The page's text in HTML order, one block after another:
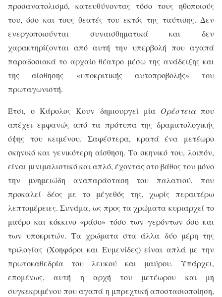
προσανατολισμό, κατευθύνοντας τόσο τους ηθοποιούς
του, όσο και τους θεατές του εκτός της ταύτισης. Δεν
ενεργοποιούνται συναισθηματικά και δεν
χαρακτηρίζονται από αυτή την υπερβολή που αγαπά
παραδοσιακά το αρχαίο θέατρο μέσω της ανάδειξης και
της αίσθησης «υποκριτικής αυτοπροβολής» του
πρωταγωνιστή.
Έτσι, ο Κάρολος Κουν δημιουργεί μία Ορέστειαπου
απέχει εμφανώς από τα πρότυπα της δραματολογικής
όψης του κειμένου. Σαφέστερα, κρατά ένα μετέωρο
σκηνικό και γενικότερη αίσθηση. Το σκηνικό του, λοιπόν,
είναι μινιμαλιστικό και απλό, έχοντας στο βάθος του μόνο
την μνημειώδη αναπαράσταση του παλατιού, που
προκαλεί δέος με το μέγεθός της, χωρίς περαιτέρω
λεπτομέρειες. Συνάμα, ως προς τα χρώματα κυριαρχεί το
μαύρο και κόκκινο «ράσο» τόσο των γερόντων όσο και
των υποκριτών. Τα χρώματα στα άλλα δύο μέρη της
τριλογίας (Χοηφόροι και Ευμενίδες) είναι απλά με την
πρωτοκαθεδρία του λευκού και μαύρου. Υπάρχει,
επομένως, αυτή η αρχή του μετέωρου και μη
συγκεκριμένου που αγαπά η μπρεχτική αποστασιοποίηση,